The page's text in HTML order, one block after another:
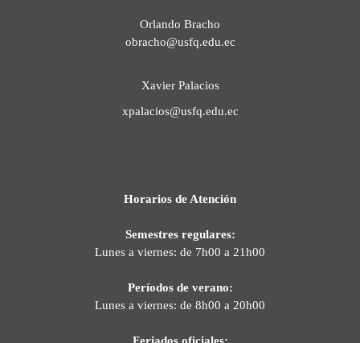
Orlando Bracho
obracho@usfq.edu.ec
Xavier Palacios
xpalacios@usfq.edu.ec
Horarios de Atención
Semestres regulares:
Lunes a viernes: de 7h00 a 21h00
Períodos de verano:
Lunes a viernes: de 8h00 a 20h00
Feriados oficiales: